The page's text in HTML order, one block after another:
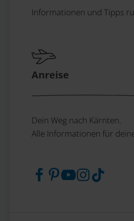
Informationen und Tipps
Anreise
Dein Weg nach Kärnten.
Alle Informationen für